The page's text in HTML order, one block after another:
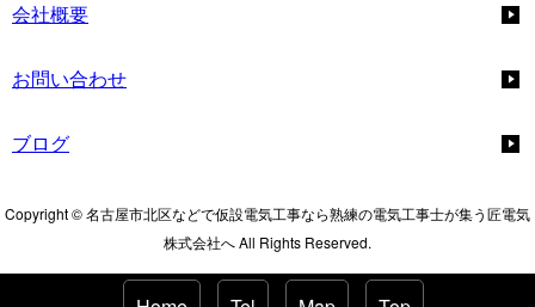
会社概要
お問い合わせ
ブログ
Copyright © 名古屋市北区などで仮設電気工事なら熟練の電気工事士が集う匠電気
株式会社へ All Rights Reserved.